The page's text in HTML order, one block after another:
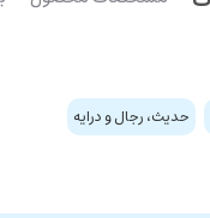
حدیث، رجال و درایه